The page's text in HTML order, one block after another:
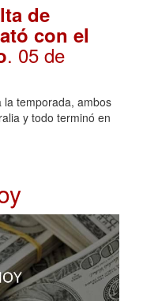
de
con el
. 05 de
la temporada, ambos
y todo terminó en